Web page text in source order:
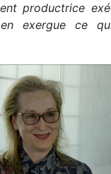
productrice
exergue ce